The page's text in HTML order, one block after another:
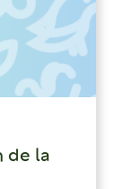
de la